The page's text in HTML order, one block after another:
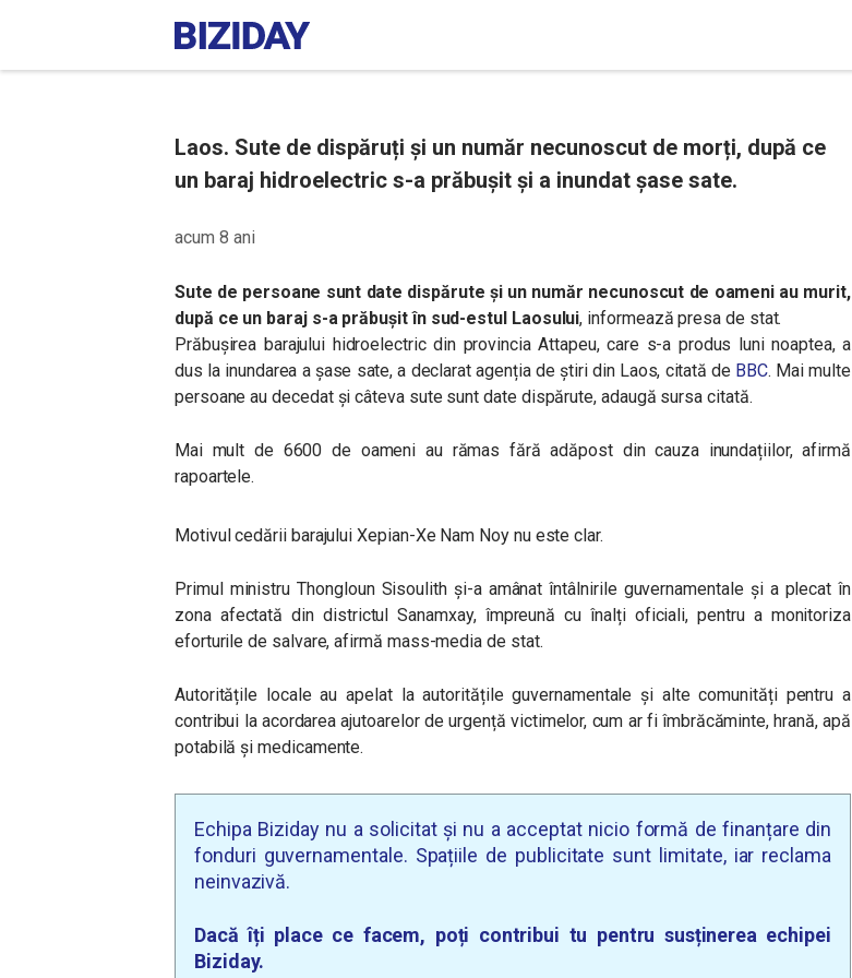
Laos. Sute de dispăruți și un număr necunoscut de morți, după ce
un baraj hidroelectric s-a prăbușit și a inundat șase sate.
acum 8 ani
Sute de persoane sunt date dispărute și un număr necunoscut de oameni au murit,
după ce un baraj s-a prăbușit în sud-estul Laosului, informează presa de stat.
Prăbușirea barajului hidroelectric din provincia Attapeu, care s-a produs luni noaptea, a
dus la inundarea a șase sate, a declarat agenția de știri din Laos, citată de BBC. Mai multe
persoane au decedat și câteva sute sunt date dispărute, adaugă sursa citată.
Mai mult de 6600 de oameni au rămas fără adăpost din cauza inundațiilor, afirmă
rapoartele.
Motivul cedării barajului Xepian-Xe Nam Noy nu este clar.
Primul ministru Thongloun Sisoulith și-a amânat întâlnirile guvernamentale și a plecat în
zona afectată din districtul Sanamxay, împreună cu înalți oficiali, pentru a monitoriza
eforturile de salvare, afirmă mass-media de stat.
Autoritățile locale au apelat la autoritățile guvernamentale și alte comunități pentru a
contribui la acordarea ajutoarelor de urgență victimelor, cum ar fi îmbrăcăminte, hrană, apă
potabilă și medicamente.
Echipa Biziday nu a solicitat și nu a acceptat nicio formă de finanțare din
fonduri guvernamentale. Spațiile de publicitate sunt limitate, iar reclama
neinvazivă.
Dacă îți place ce facem, poți contribui tu pentru susținerea echipei
Biziday.